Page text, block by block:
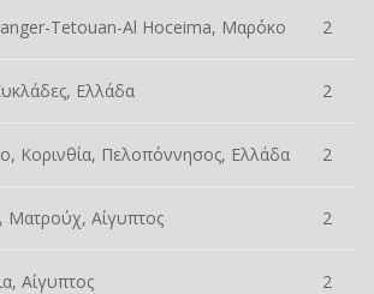
Tetouan-Al Hoceima, Μαρόκο 2
Ελλάδα 2
Κορινθία, Πελοπόννησος, Ελλάδα 2
Ματρούχ, Αίγυπτος 2
Αίγυπτος 2